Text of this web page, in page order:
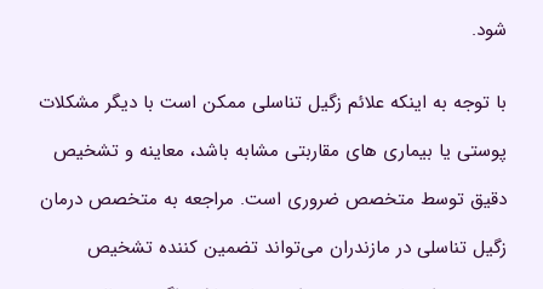
شود.
با توجه به اینکه علائم زگیل تناسلی ممکن است با دیگر مشکلات
پوستی یا بیماری‌ های مقاربتی مشابه باشد، معاینه و تشخیص
دقیق توسط متخصص ضروری است. مراجعه به متخصص درمان
زگیل تناسلی در مازندران می‌تواند تضمین‌ کننده تشخیص